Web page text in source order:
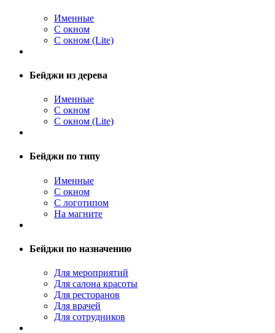
Именные
С окном
С окном (Lite)
Бейджи из дерева
Именные
С окном
С окном (Lite)
Бейджи по типу
Именные
С окном
С логотипом
На магните
Бейджи по назначению
Для мероприятий
Для салона красоты
Для ресторанов
Для врачей
Для сотрудников